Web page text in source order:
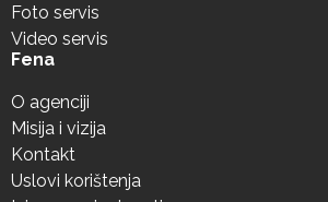
Foto servis
Video servis
Fena
O agenciji
Misija i vizija
Kontakt
Uslovi korištenja